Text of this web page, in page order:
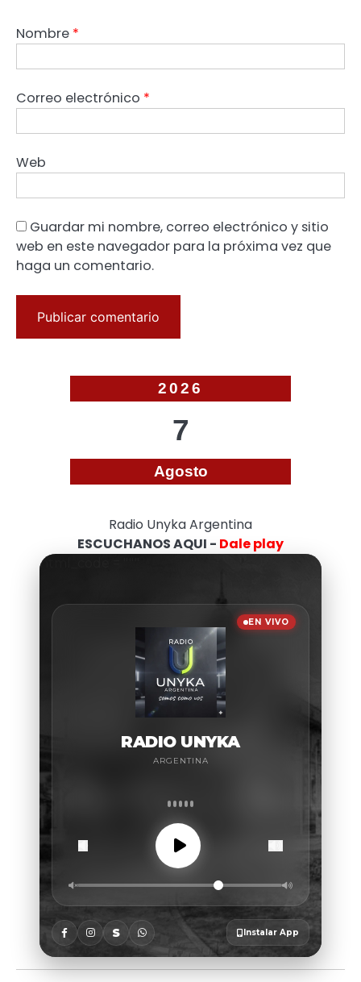
Nombre *
Correo electrónico *
Web
Guardar mi nombre, correo electrónico y sitio
web en este navegador para la próxima vez que
haga un comentario.
2026
7
Agosto
Radio Unyka Argentina
ESCUCHANOS AQUI - Dale play